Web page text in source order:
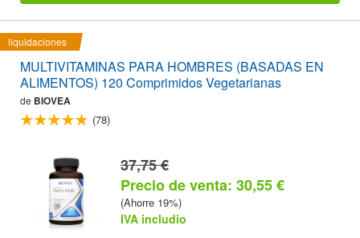
liquidaciones
MULTIVITAMINAS PARA HOMBRES (BASADAS EN
ALIMENTOS) 120 Comprimidos Vegetarianas
de BIOVEA
(78)
37,75 €
Precio de venta: 30,55 €
(Ahorre 19%)
IVA includio